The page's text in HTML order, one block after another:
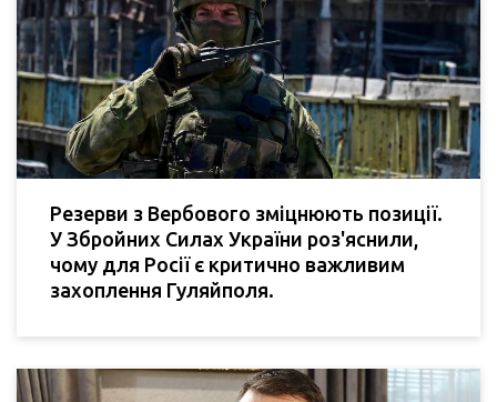
Резерви з Вербового зміцнюють позиції.
У Збройних Силах України роз'яснили,
чому для Росії є критично важливим
захоплення Гуляйполя.